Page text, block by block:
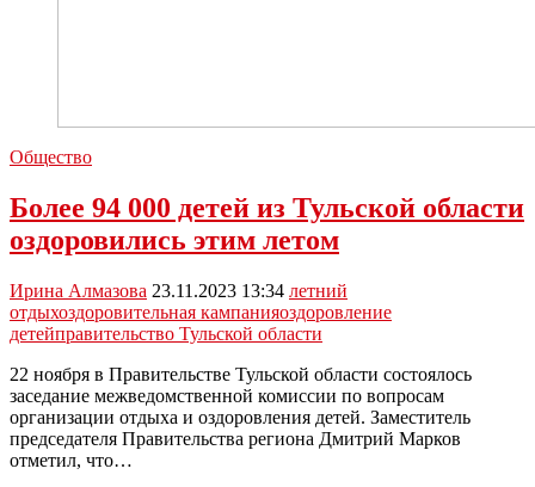
Общество
Более 94 000 детей из Тульской области
оздоровились этим летом
Ирина Алмазова 23.11.2023 13:34 летний
отдыхоздоровительная кампанияоздоровление
детейправительство Тульской области
22 ноября в Правительстве Тульской области состоялось
заседание межведомственной комиссии по вопросам
организации отдыха и оздоровления детей. Заместитель
председателя Правительства региона Дмитрий Марков
отметил, что…